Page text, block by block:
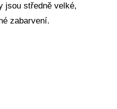
jsou středně velké,
zabarvení.